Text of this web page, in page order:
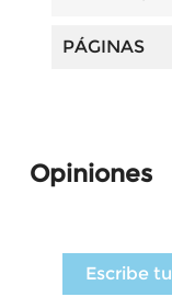
PÁGINAS
Opiniones
Escribe